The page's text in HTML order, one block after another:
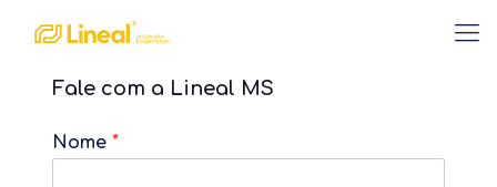
Fale com a Lineal MS
Nome *